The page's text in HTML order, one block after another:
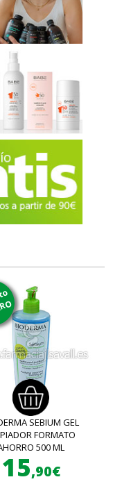
SEBIUM GEL
FORMATO
500 ML
15,90€